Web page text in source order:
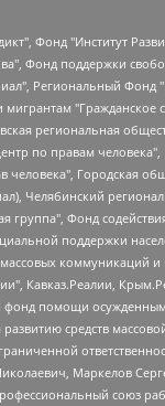
Хисамова Регина Фаритовна, Автономная некоммерческая организация по реализации социально-правовых программ "Лилит", Дальневосточное общественное движение "Маяк", Санкт-Петербургская ЛГБТ-инициативная группа "Выход", Инициативная группа ЛГБТ+ "Реверс", Алексеев Андрей Викторович, Бекбулатова Таисия Львовна, Беляев Иван Михайлович, Владыкина Елена Сергеевна, Гельман Марат Александрович, Никульшина Вероника Юрьевна, Толоконникова Надежда Андреевна, Шендерович Виктор Анатольевич, Общество с ограниченной ответственностью "Данное сообщение", Общество с ограниченной ответственностью Издательский дом "Новая глава", Айнбиндер Александра Александровна, Московский комьюнити-центр для ЛГБТ+инициатив, Благотворительный фонд развития филантропии, Deutsche Welle (Германия, Kurt-Schumacher-Strasse 3, 53113 Bonn), Борзунова Мария Михайловна, Воробьев Виктор Викторович, Голубева Анна Львовна, Константинова Алла Михайловна, Малкова Ирина Владимировна, Мурадов Мурад Абдулгалимович, Осетинская Елизавета Николаевна,